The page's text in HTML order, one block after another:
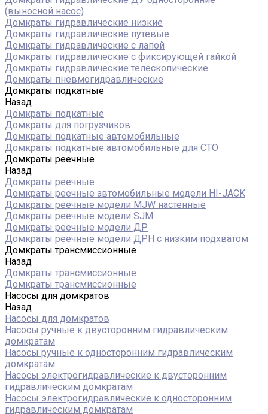
(выносной насос)
Домкраты гидравлические низкие
Домкраты гидравлические путевые
Домкраты гидравлические с лапой
Домкраты гидравлические с фиксирующей гайкой
Домкраты гидравлические телескопические
Домкраты пневмогидравлические
Домкраты подкатные
Назад
Домкраты подкатные
Домкраты для погрузчиков
Домкраты подкатные автомобильные
Домкраты подкатные автомобильные для СТО
Домкраты реечные
Назад
Домкраты реечные
Домкраты реечные автомобильные модели HI-JACK
Домкраты реечные модели MJW настенные
Домкраты реечные модели SJM
Домкраты реечные модели ДР
Домкраты реечные модели ДРН с низким подхватом
Домкраты трансмиссионные
Назад
Домкраты трансмиссионные
Домкраты трансмиссионные
Насосы для домкратов
Назад
Насосы для домкратов
Насосы ручные к двусторонним гидравлическим
домкратам
Насосы ручные к односторонним гидравлическим
домкратам
Насосы электрогидравлические к двусторонним
гидравлическим домкратам
Насосы электрогидравлические к односторонним
гидравлическим домкратам